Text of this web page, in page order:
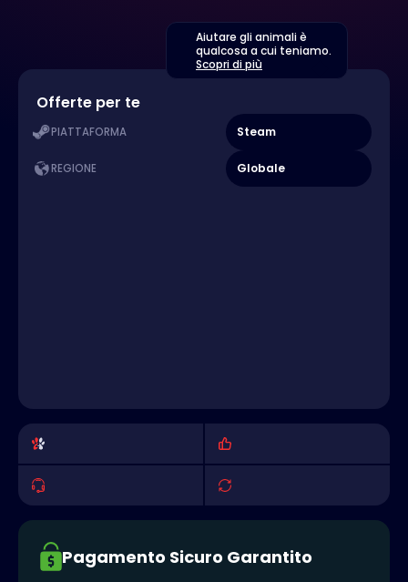
Aiutare gli animali è
qualcosa a cui teniamo.
Scopri di più
Offerte per te
PIATTAFORMA Steam
REGIONE Globale
Pagamento Sicuro Garantito